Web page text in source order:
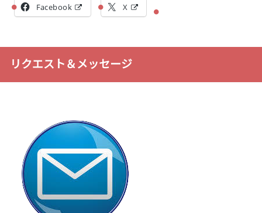
Facebook X
リクエスト＆メッセージ